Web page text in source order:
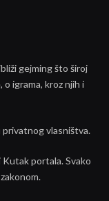
gejming što široj
igrama, kroz njih i
vlasništva.
portala. Svako